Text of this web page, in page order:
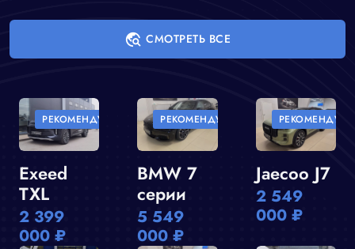
travel_explore СМОТРЕТЬ ВСЕ
РЕКОМЕНДУЕМ
Exeed
TXL
2 399
000 ₽
РЕКОМЕНДУЕМ
BMW 7
серии
5 549
000 ₽
РЕКОМЕНДУЕМ
Jaecoo J7
2 549
000 ₽